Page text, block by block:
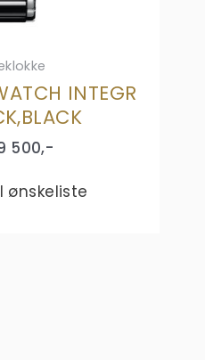
INTEGR
500,-
ønskeliste